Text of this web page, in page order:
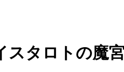
スタロトの魔